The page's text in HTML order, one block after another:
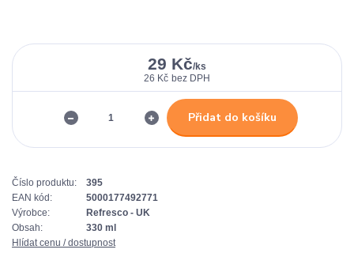
29 Kč/ks
26 Kč bez DPH
Přidat do košíku
Číslo produktu:
395
EAN kód:
5000177492771
Výrobce:
Refresco - UK
Obsah:
330 ml
Hlídat cenu / dostupnost